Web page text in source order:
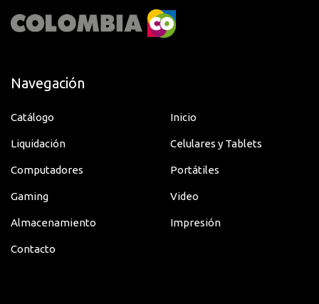
Navegación
Catálogo Inicio
Liquidación Celulares y Tablets
Computadores Portátiles
Gaming Video
Almacenamiento Impresión
Contacto